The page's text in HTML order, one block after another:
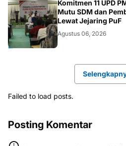
BANJARNEGARA
Komitmen 11 UPD
Mutu SDM dan
Lewat Jejaring PuF
Agustus 06, 2026
Failed to load posts.
Posting Komentar